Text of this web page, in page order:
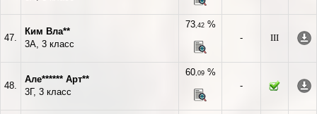
47.
Ким Вла**
3А, 3 класс
73,42%
-
III
48.
Але****** Арт**
3Г, 3 класс
60,09%
-